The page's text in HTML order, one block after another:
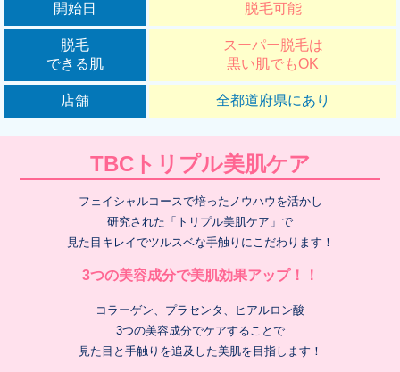
開始日 脱毛可能
脱毛
できる肌
スーパー脱毛は
黒い肌でもOK
店舗 全都道府県にあり
TBCトリプル美肌ケア
フェイシャルコースで培ったノウハウを活かし
研究された「トリプル美肌ケア」で
見た目キレイでツルスベな手触りにこだわります！
3つの美容成分で美肌効果アップ！！
コラーゲン、プラセンタ、ヒアルロン酸
3つの美容成分でケアすることで
見た目と手触りを追及した美肌を目指します！